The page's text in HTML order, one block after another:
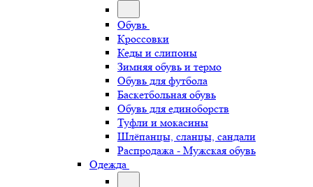
Обувь
Кроссовки
Кеды и слипоны
Зимняя обувь и термо
Обувь для футбола
Баскетбольная обувь
Обувь для единоборств
Туфли и мокасины
Шлёпанцы, сланцы, сандали
Распродажа - Мужская обувь
Одежда